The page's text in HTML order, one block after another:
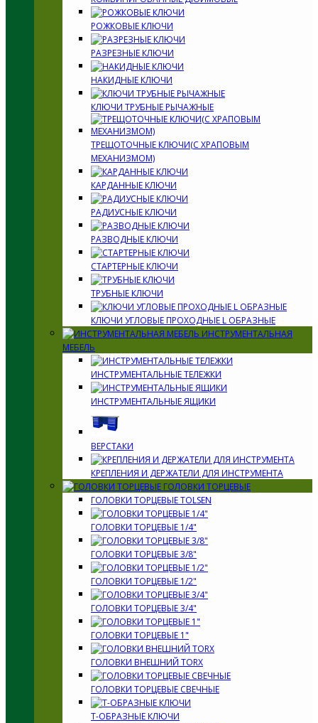
РОЖКОВЫЕ КЛЮЧИ
РАЗРЕЗНЫЕ КЛЮЧИ
НАКИДНЫЕ КЛЮЧИ
КЛЮЧИ ТРУБНЫЕ РЫЧАЖНЫЕ
ТРЕЩОТОЧНЫЕ КЛЮЧИ(С ХРАПОВЫМ
МЕХАНИЗМОМ)
КАРДАННЫЕ КЛЮЧИ
РАДИУСНЫЕ КЛЮЧИ
РАЗВОДНЫЕ КЛЮЧИ
СТАРТЕРНЫЕ КЛЮЧИ
ТРУБНЫЕ КЛЮЧИ
КЛЮЧИ УГЛОВЫЕ ПРОХОДНЫЕ L ОБРАЗНЫЕ
ИНСТРУМЕНТАЛЬНАЯ
МЕБЕЛЬ
ИНСТРУМЕНТАЛЬНЫЕ ТЕЛЕЖКИ
ИНСТРУМЕНТАЛЬНЫЕ ЯЩИКИ
ВЕРСТАКИ
КРЕПЛЕНИЯ И ДЕРЖАТЕЛИ ДЛЯ ИНСТРУМЕНТА
ГОЛОВКИ ТОРЦЕВЫЕ
ГОЛОВКИ ТОРЦЕВЫЕ TOLSEN
ГОЛОВКИ ТОРЦЕВЫЕ 1/4"
ГОЛОВКИ ТОРЦЕВЫЕ 3/8"
ГОЛОВКИ ТОРЦЕВЫЕ 1/2"
ГОЛОВКИ ТОРЦЕВЫЕ 3/4"
ГОЛОВКИ ТОРЦЕВЫЕ 1"
ГОЛОВКИ ВНЕШНИЙ TORX
ГОЛОВКИ ТОРЦЕВЫЕ СВЕЧНЫЕ
Т-ОБРАЗНЫЕ КЛЮЧИ